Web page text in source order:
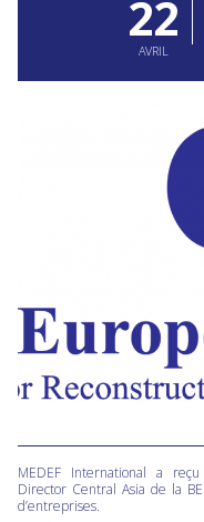
22
AVRIL
MEDEF International a reçu
Director Central Asia de la
d’entreprises.